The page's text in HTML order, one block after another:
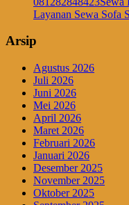
Layanan Sewa Sofa
Arsip
Agustus 2026
Juli 2026
Juni 2026
Mei 2026
April 2026
Maret 2026
Februari 2026
Januari 2026
Desember 2025
November 2025
Oktober 2025